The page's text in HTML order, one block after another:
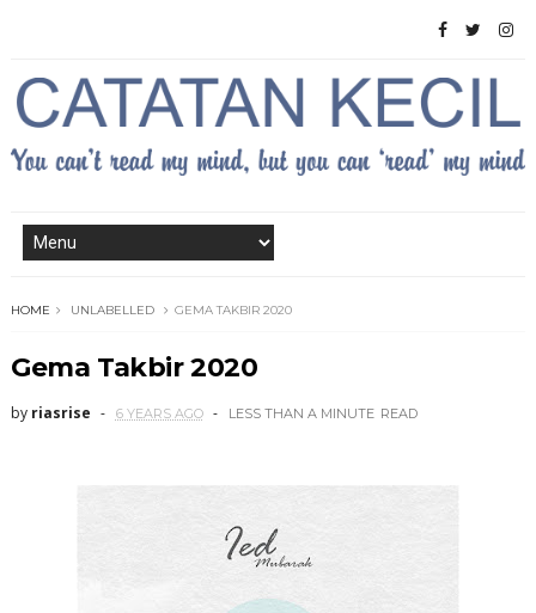
HOME UNLABELLED GEMA TAKBIR 2020
Gema Takbir 2020
by riasrise 6 YEARS AGO LESS THAN A MINUTE READ